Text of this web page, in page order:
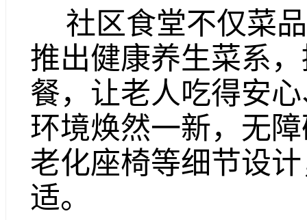
社区食堂不仅菜
推出健康养生菜系
餐，让老人吃得安
环境焕然一新，无
老化座椅等细节设
适。